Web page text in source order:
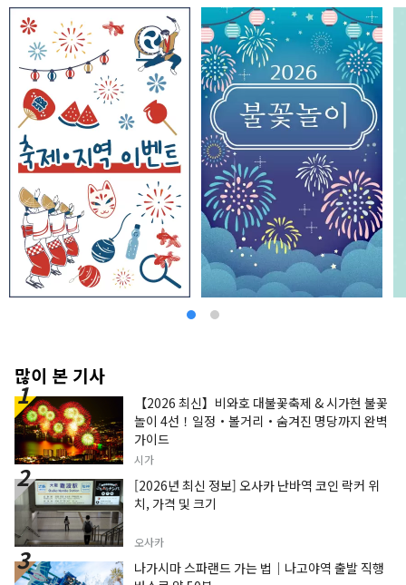
많이 본 기사
【2026 최신】비와호 대불꽃축제 & 시가현 불꽃
놀이 4선！일정・볼거리・숨겨진 명당까지 완벽
가이드
시가
[2026년 최신 정보] 오사카 난바역 코인 락커 위
치, 가격 및 크기
오사카
나가시마 스파랜드 가는 법｜나고야역 출발 직행